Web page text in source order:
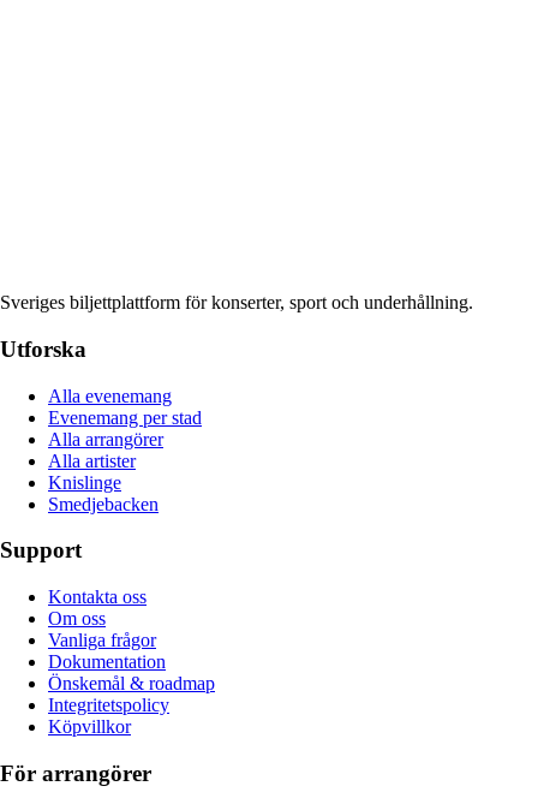
Sveriges biljettplattform för konserter, sport och underhållning.
Utforska
Alla evenemang
Evenemang per stad
Alla arrangörer
Alla artister
Knislinge
Smedjebacken
Support
Kontakta oss
Om oss
Vanliga frågor
Dokumentation
Önskemål & roadmap
Integritetspolicy
Köpvillkor
För arrangörer